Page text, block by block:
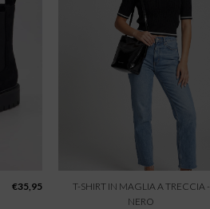
€35,95
T-SHIRT IN MAGLIA A TRECCIA -
NERO